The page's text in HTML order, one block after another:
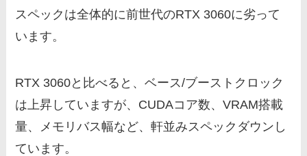
スペックは全体的に前世代のRTX 3060に劣って
います。
RTX 3060と比べると、ベース/ブーストクロック
は上昇していますが、CUDAコア数、VRAM搭載
量、メモリバス幅など、軒並みスペックダウンし
ています。